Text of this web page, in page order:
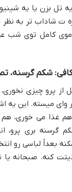
تل بزن یا یه
شاداب تر به نظر
کامل توی شب
شکم گرسنه،
از پرو چیزی
میسته. این یه
غذا می خوری، هم
گرسنه بری پرو،
بعداً لباسی رو
کنه. صبحانه یا